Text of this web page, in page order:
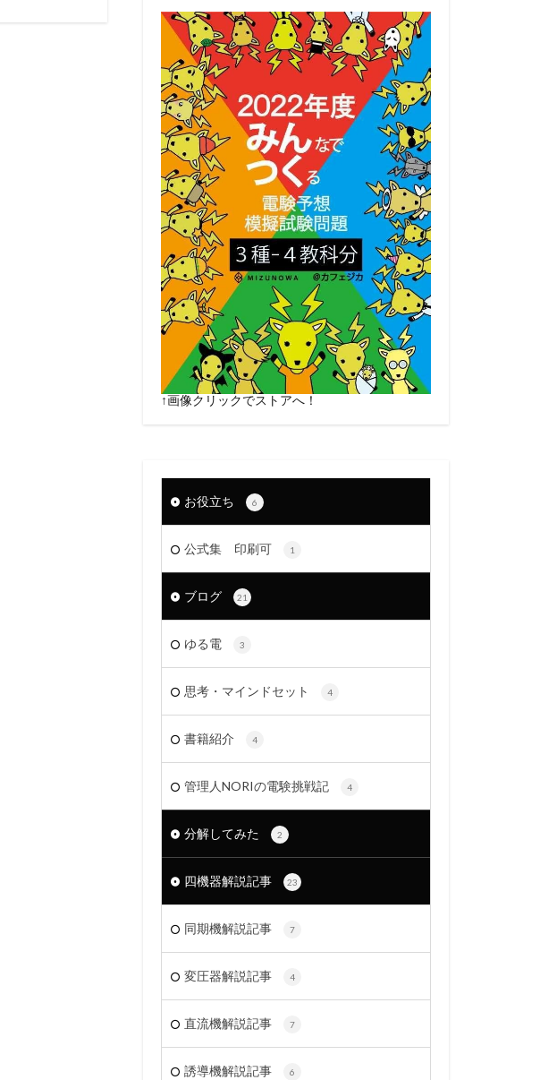
↑画像クリックでストアへ！
お役立ち 6
公式集 印刷可 1
ブログ 21
ゆる電 3
思考・マインドセット 4
書籍紹介 4
管理人NORIの電験挑戦記 4
分解してみた 2
四機器解説記事 23
同期機解説記事 7
変圧器解説記事 4
直流機解説記事 7
誘導機解説記事 6